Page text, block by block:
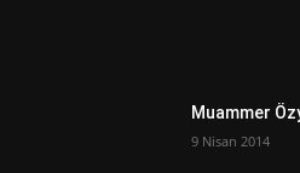
Muammer
9 Nisan 2014